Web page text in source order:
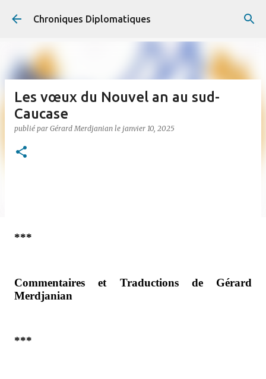
Accéder au contenu principal
Chroniques Diplomatiques
Les vœux du Nouvel an au sud-
Caucase
publié par Gérard Merdjanian le janvier 10, 2025
***
Commentaires et Traductions de Gérard
Merdjanian
***